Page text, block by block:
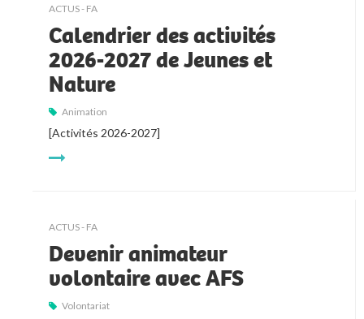
ACTUS - FA
Calendrier des activités
2026-2027 de Jeunes et
Nature
Animation
[Activités 2026-2027]
ACTUS - FA
Devenir animateur
volontaire avec AFS
Volontariat